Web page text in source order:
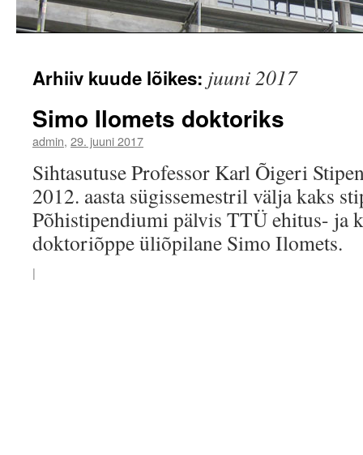
Arhiiv kuude lõikes: juuni 2017
Simo Ilomets doktoriks
admin, 29. juuni 2017
Sihtasutuse Professor Karl Õigeri
2012. aasta sügissemestril välja kaks
Põhistipendiumi pälvis TTÜ ehitus- ja
doktoriõppe üliõpilane Simo Ilomets.
|